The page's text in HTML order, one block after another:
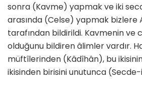
sonra (Kavme) yapmak ve iki
arasında (Celse) yapmak bizlere
tarafından bildirildi. Kavmenin ve
olduğunu bildiren âlimler vardır.
müftîlerinden (Kâdîhân), bu
ikisinden birisini unutunca